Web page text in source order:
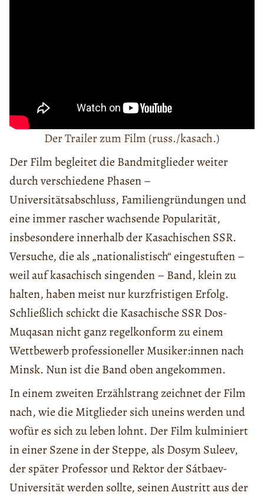
Der Trailer zum Film (russ./kasach.)
Der Film begleitet die Bandmitglieder weiter
durch verschiedene Phasen –
Universitätsabschluss, Familiengründungen und
eine immer rascher wachsende Popularität,
insbesondere innerhalb der Kasachischen SSR.
Versuche, die als „nationalistisch“ eingestuften –
weil auf kasachisch singenden – Band, klein zu
halten, haben meist nur kurzfristigen Erfolg.
Schließlich schickt die Kasachische SSR Dos-
Muqasan nicht ganz regelkonform zu einem
Wettbewerb professioneller Musiker:innen nach
Minsk. Nun ist die Band oben angekommen.
In einem zweiten Erzählstrang zeichnet der Film
nach, wie die Mitglieder sich uneins werden und
wofür es sich zu leben lohnt. Der Film kulminiert
in einer Szene in der Steppe, als Dosym Suleev,
der später Professor und Rektor der Sátbaev-
Universität werden sollte, seinen Austritt aus der